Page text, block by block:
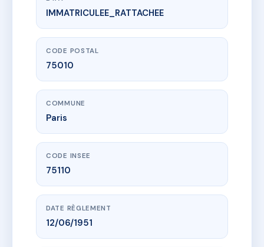
www.vme.plus/AA9256777
SDC 87 rue d'Hauteville
87 r d'hauteville
IMMATRICULEE_RATTACHEE
CODE POSTAL
75010
COMMUNE
Paris
CODE INSEE
75110
DATE RÈGLEMENT
12/06/1951